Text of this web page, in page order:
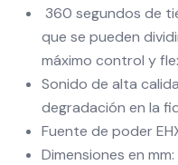
360 segundos de
que se pueden
máximo control y
Sonido de alta
degradación en la
Fuente de poder
Dimensiones en